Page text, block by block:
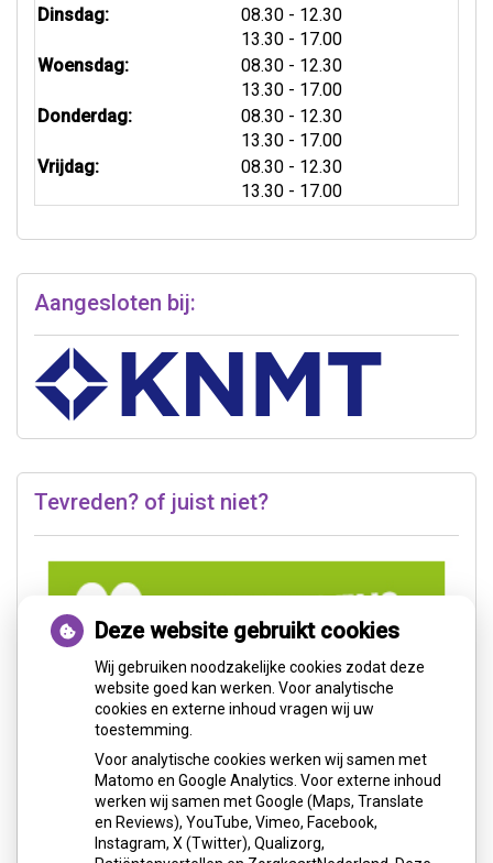
Dinsdag:
08.30 tot
- 12.30
13.30 tot
- 17.00
Woensdag:
08.30 tot
- 12.30
13.30 tot
- 17.00
Donderdag:
08.30 tot
- 12.30
13.30 tot
- 17.00
Vrijdag:
08.30 tot
- 12.30
13.30 tot
- 17.00
Aangesloten bij:
Tevreden? of juist niet?
Deze website gebruikt cookies
Wij gebruiken noodzakelijke cookies zodat deze
website goed kan werken. Voor analytische
cookies en externe inhoud vragen wij uw
toestemming.
Voor analytische cookies werken wij samen met
Matomo en Google Analytics. Voor externe inhoud
werken wij samen met Google (Maps, Translate
en Reviews), YouTube, Vimeo, Facebook,
Instagram, X (Twitter), Qualizorg,